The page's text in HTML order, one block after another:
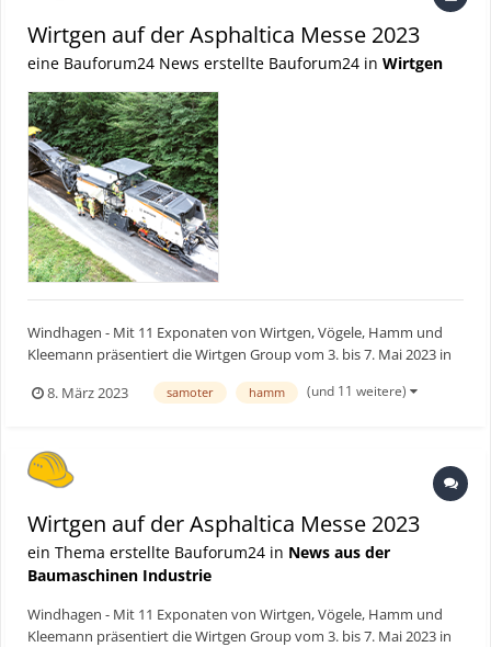
Wirtgen auf der Asphaltica Messe 2023
eine Bauforum24 News erstellte Bauforum24 in Wirtgen
Windhagen - Mit 11 Exponaten von Wirtgen, Vögele, Hamm und
Kleemann präsentiert die Wirtgen Group vom 3. bis 7. Mai 2023 in
Dabei reichen die Lösungen vom Kaltfräsen über das Kaltrecycling,
8. März 2023 samoter hamm (und 11 weitere)
Wirtgen auf der Asphaltica Messe 2023
ein Thema erstellte Bauforum24 in News aus der
Baumaschinen Industrie
Windhagen - Mit 11 Exponaten von Wirtgen, Vögele, Hamm und
Kleemann präsentiert die Wirtgen Group vom 3. bis 7. Mai 2023 in